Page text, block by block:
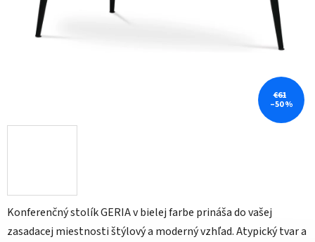
Konferenčný stolík GERIA v bielej farbe prináša do vašej
zasadacej miestnosti štýlový a moderný vzhľad. Atypický tvar a
€61
–50 %